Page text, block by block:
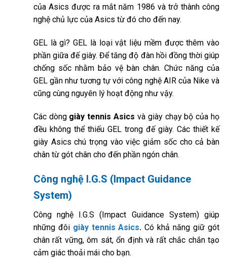
của Asics được ra mắt năm 1986 và trở thành công
nghệ chủ lực của Asics từ đó cho đến nay.
GEL là gì? GEL là loại vật liệu mềm được thêm vào
phần giữa đế giày. Để tăng độ đàn hồi đồng thời giúp
chống sốc nhằm bảo vệ bàn chân. Chức năng của
GEL gần như tương tự với công nghệ AIR của Nike và
cũng cùng nguyên lý hoạt động như vậy.
Các dòng giày tennis Asics và giày chạy bộ của họ
đều không thể thiếu GEL trong đế giày. Các thiết kế
giày Asics chú trọng vào việc giảm sốc cho cả bàn
chân từ gót chân cho đến phần ngón chân.
Công nghệ I.G.S (Impact Guidance
System)
Công nghệ I.G.S (Impact Guidance System) giúp
những đôi giày tennis Asics. Có khả năng giữ gót
chân rất vững, ôm sát, ổn định và rất chắc chắn tạo
cảm giác thoải mái cho bạn.